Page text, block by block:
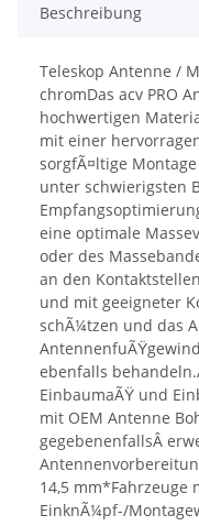
Beschreibung
Teleskop Antenne /
chromDas acv PRO
hochwertigen
mit einer
sorgfÃ¤ltige
unter schwierigsten
eine optimale
oder des
an den
und mit geeigneter
schÃ¼tzen und das
ebenfalls
EinbaumaÃŸ und
mit OEM Antenne
gegebenenfallsÂ
14,5 mm*Fahrzeuge
EinknÃ¼pf-/